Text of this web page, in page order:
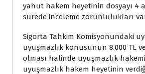
yahut hakem heyetinin dosyayı 4
sürede inceleme zorunlulukları
Sigorta Tahkim Komisyonundaki
uyuşmazlık konusunun 8.000 TL
olması halinde uyuşmazlık
uyuşmazlık hakem heyetinin